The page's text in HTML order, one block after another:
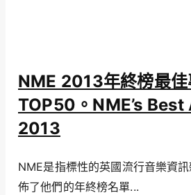
NME 2013年終榜最佳
TOP50。NME’s
2013
NME是指標性的英國流行音樂資
佈了他們的年終榜名單...